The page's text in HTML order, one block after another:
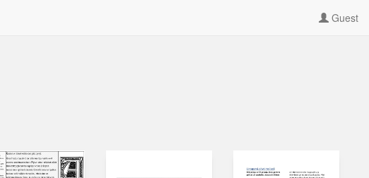
Guest